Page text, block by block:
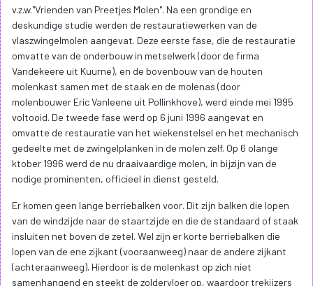
v.z.w."Vrienden van Preetjes Molen". Na een grondige en
deskundige studie werden de restauratiewerken van de
vlaszwingelmolen aangevat. Deze eerste fase, die de restauratie
omvatte van de onderbouw in metselwerk (door de firma
Vandekeere uit Kuurne), en de bovenbouw van de houten
molenkast samen met de staak en de molenas (door
molenbouwer Eric Vanleene uit Pollinkhove), werd einde mei 1995
voltooid. De tweede fase werd op 6 juni 1996 aangevat en
omvatte de restauratie van het wiekenstelsel en het mechanisch
gedeelte met de zwingelplanken in de molen zelf. Op 6 olange
ktober 1996 werd de nu draaivaardige molen, in bijzijn van de
nodige prominenten, officieel in dienst gesteld.
Er komen geen lange berriebalken voor. Dit zijn balken die lopen
van de windzijde naar de staartzijde en die de standaard of staak
insluiten net boven de zetel. Wel zijn er korte berriebalken die
lopen van de ene zijkant (vooraanweeg) naar de andere zijkant
(achteraanweeg). Hierdoor is de molenkast op zich niet
samenhangend en steekt de zoldervloer op, waardoor trekijzers